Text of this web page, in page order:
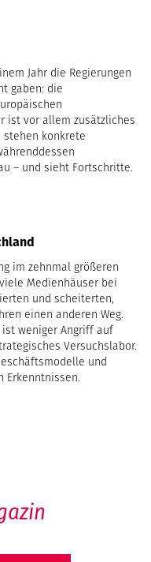
Jahr die Regierungen
gaben: die
ist vor allem zusätzliches
stehen konkrete
– und sieht Fortschritte.
im zehnmal größeren
Medienhäuser bei
und scheiterten,
einen anderen Weg.
weniger Angriff auf
Versuchslabor.
und